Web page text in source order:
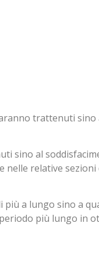
trattenuti
sino al
relative
a lungo sino a
più lungo in